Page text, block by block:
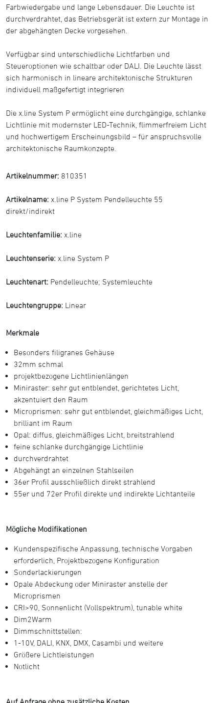
Farbwiedergabe und lange Lebensdauer. Die Leuchte ist
durchverdrahtet, das Betriebsgerät ist extern zur Montage in
der abgehängten Decke vorgesehen.
Verfügbar sind unterschiedliche Lichtfarben und
Steueroptionen wie schaltbar oder DALI. Die Leuchte lässt
sich harmonisch in lineare architektonische Strukturen
individuell maßgefertigt integrieren
Die x.line System P ermöglicht eine durchgängige, schlanke
Lichtlinie mit modernster LED-Technik, flimmerfreiem Licht
und hochwertigem Erscheinungsbild – für anspruchsvolle
architektonische Raumkonzepte.
Artikelnummer: 810351
Artikelname: x.line P System Pendelleuchte 55
direkt/indirekt
Leuchtenfamilie: x.line
Leuchtenserie: x.line System P
Leuchtenart: Pendelleuchte; Systemleuchte
Leuchtengruppe: Linear
Merkmale
Besonders filigranes Gehäuse
32mm schmal
projektbezogene Lichtlinienlängen
Miniraster: sehr gut entblendet, gerichtetes Licht,
akzentuiert den Raum
Microprismen: sehr gut entblendet, gleichmäßiges Licht,
brilliant im Raum
Opal: diffus, gleichmäßiges Licht, breitstrahlend
feine schlanke durchgängige Lichtlinie
durchverdrahtet
Abgehängt an einzelnen Stahlseilen
36er Profil ausschließlich direkt strahlend
55er und 72er Profil direkte und indirekte Lichtanteile
Mögliche Modifikationen
Kundenspezifische Anpassung, technische Vorgaben
erforderlich, Projektbezogene Konfiguration
Sonderlackierungen
Opale Abdeckung oder Miniraster anstelle der
Microprismen
CRI>90, Sonnenlicht (Vollspektrum), tunable white
Dim2Warm
Dimmschnittstellen:
1-10V, DALI, KNX, DMX, Casambi und weitere
Größere Lichtleistungen
Notlicht